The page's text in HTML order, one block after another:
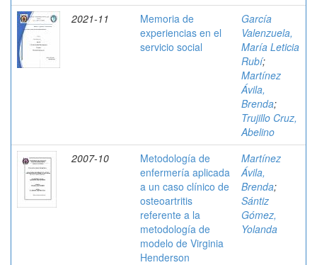
2021-11
Memoria de
experiencias en el
servicio social
García
Valenzuela,
María Leticia
Rubí;
Martínez
Ávila,
Brenda;
Trujillo Cruz,
Abelino
2007-10
Metodología de
enfermería aplicada
a un caso clínico de
osteoartritis
referente a la
metodología de
modelo de Virginia
Henderson
Martínez
Ávila,
Brenda;
Sántiz
Gómez,
Yolanda